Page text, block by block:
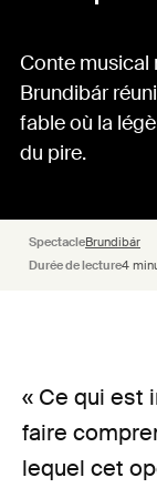
Conte musical
Brundibár
fable où la
du pire.
SpectacleBrundibár
Durée de lecture4
« Ce qui est
faire
lequel cet